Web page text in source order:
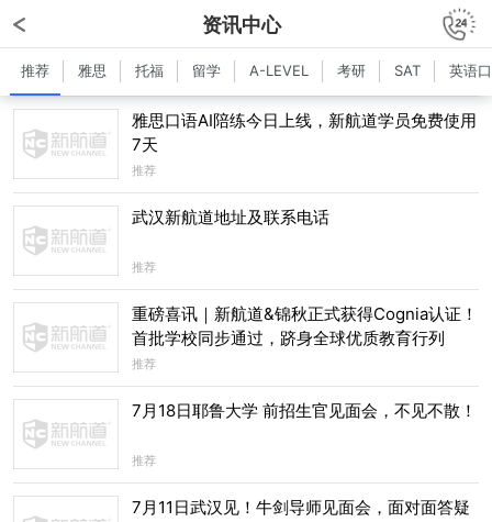
资讯中心
推荐 雅思 托福 留学 A-LEVEL 考研 SAT 英语
雅思口语AI陪练今日上线，新航道学员免费使用
7天
推荐
武汉新航道地址及联系电话
推荐
重磅喜讯｜新航道&锦秋正式获得Cognia认证！
首批学校同步通过，跻身全球优质教育行列
推荐
7月18日耶鲁大学 前招生官见面会，不见不散！
推荐
7月11日武汉见！牛剑导师见面会，面对面答疑